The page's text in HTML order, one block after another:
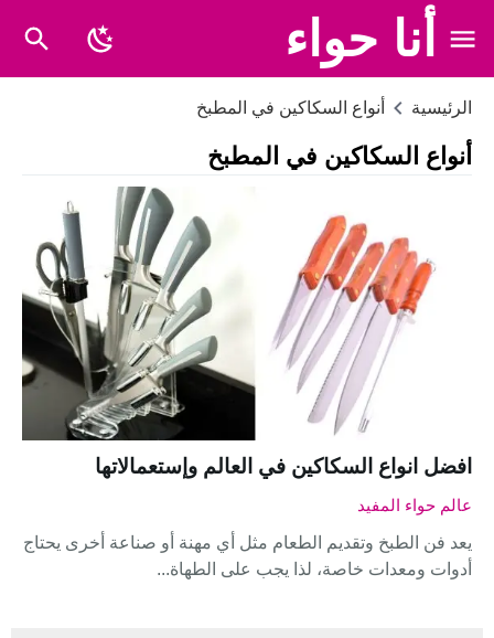
أنا حواء
الرئيسية أنواع السكاكين في المطبخ
أنواع السكاكين في المطبخ
افضل انواع السكاكين في العالم وإستعمالاتها
عالم حواء المفيد
يعد فن الطبخ وتقديم الطعام مثل أي مهنة أو صناعة أخرى يحتاج
أدوات ومعدات خاصة، لذا يجب على الطهاة...